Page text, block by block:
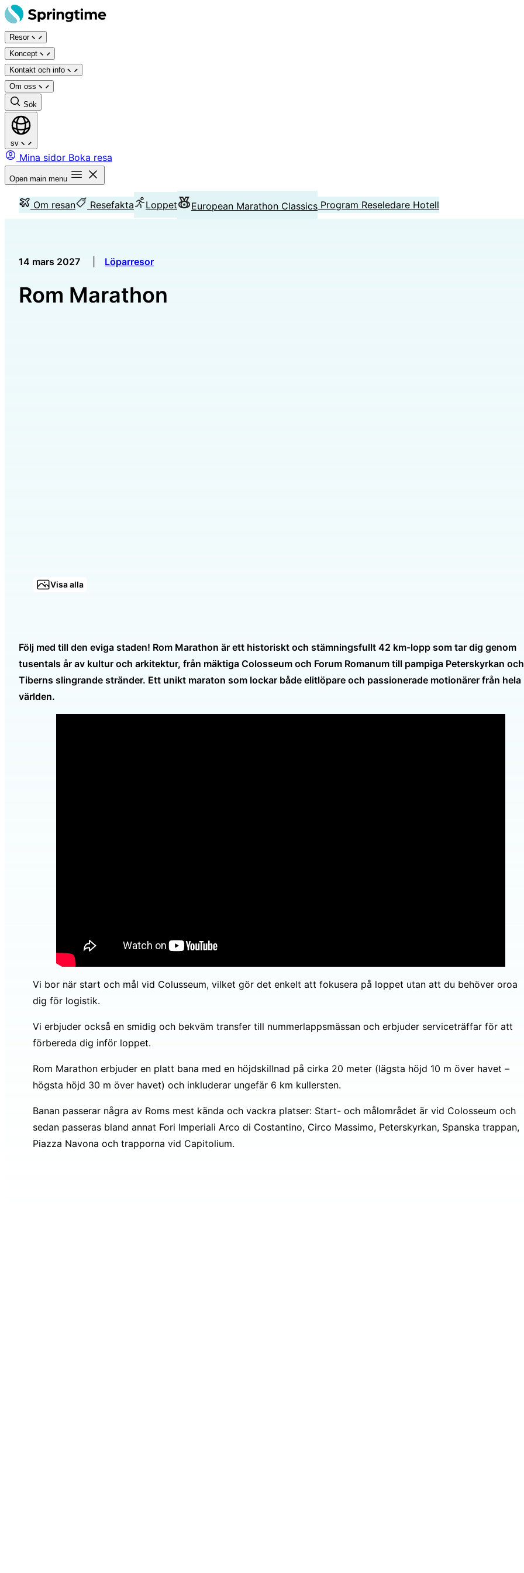
Hoppa
till
innehåll
Resor
Koncept
Kontakt och info
Om oss
Sök
sv
Mina sidor Boka resa
Open main menu
Om resan Resefakta Loppet European Marathon Classics Program Reseledare Hotell
14 mars 2027 Löparresor
Rom Marathon
Visa alla
Följ med till den eviga staden! Rom Marathon är ett historiskt och stämningsfullt 42 km-lopp som tar dig genom
tusentals år av kultur och arkitektur, från mäktiga Colosseum och Forum Romanum till pampiga Peterskyrkan och
Tiberns slingrande stränder. Ett unikt maraton som lockar både elitlöpare och passionerade motionärer från hela
världen.
Vi bor när start och mål vid Colusseum, vilket gör det enkelt att fokusera på loppet utan att du behöver oroa
dig för logistik.
Vi erbjuder också en smidig och bekväm transfer till nummerlappsmässan och erbjuder serviceträffar för att
förbereda dig inför loppet.
Rom Marathon erbjuder en platt bana med en höjdskillnad på cirka 20 meter (lägsta höjd 10 m över havet –
högsta höjd 30 m över havet) och inkluderar ungefär 6 km kullersten.
Banan passerar några av Roms mest kända och vackra platser: Start- och målområdet är vid Colosseum och
sedan passeras bland annat Fori Imperiali Arco di Costantino, Circo Massimo, Peterskyrkan, Spanska trappan,
Piazza Navona och trapporna vid Capitolium.